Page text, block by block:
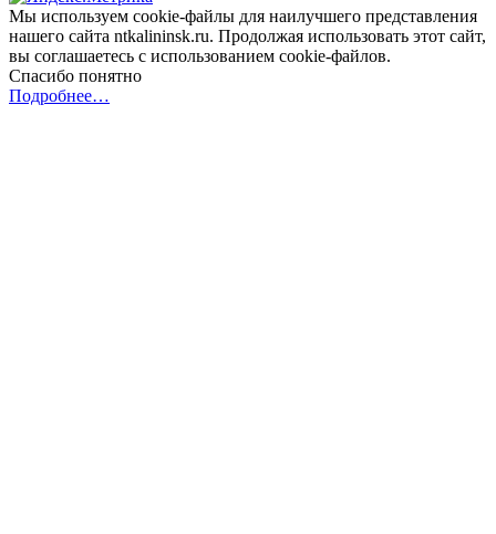
Мы используем cookie-файлы для наилучшего представления
нашего сайта ntkalininsk.ru. Продолжая использовать этот сайт,
вы соглашаетесь с использованием cookie-файлов.
Спасибо понятно
Подробнее…